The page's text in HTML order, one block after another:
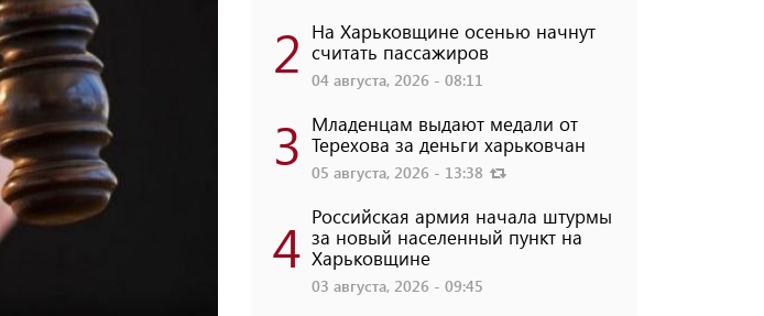
2 На Харьковщине осенью начнут
считать пассажиров
04 августа, 2026 - 08:11
3 Младенцам выдают медали от
Терехова за деньги харьковчан
05 августа, 2026 - 13:38
4 Российская армия начала штурмы
за новый населенный пункт на
Харьковщине
03 августа, 2026 - 09:45